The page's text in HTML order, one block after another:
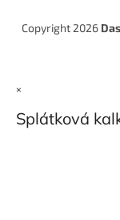
Copyright 2026
×
Splátková